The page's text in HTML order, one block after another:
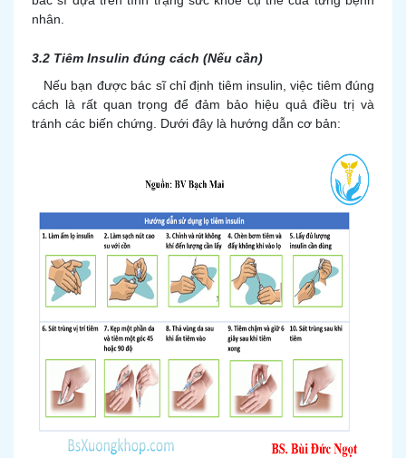
nhân.
3.2 Tiêm Insulin đúng cách (Nếu cần)
Nếu bạn được bác sĩ chỉ định tiêm insulin, việc tiêm đúng
cách là rất quan trọng để đảm bảo hiệu quả điều trị và
tránh các biến chứng. Dưới đây là hướng dẫn cơ bản: